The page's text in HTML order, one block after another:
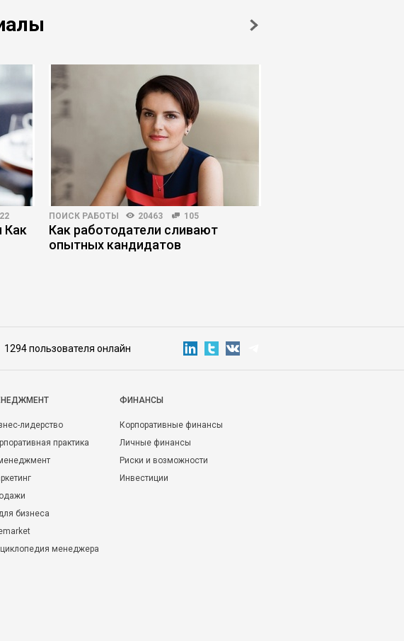
Как
ПОИСК РАБОТЫ 20463 105
Как работодатели сливают
опытных кандидатов
1294 пользователя онлайн
лидерство
практика
бизнеса
менеджера
ФИНАНСЫ
Корпоративные финансы
Личные финансы
Риски и возможности
Инвестиции